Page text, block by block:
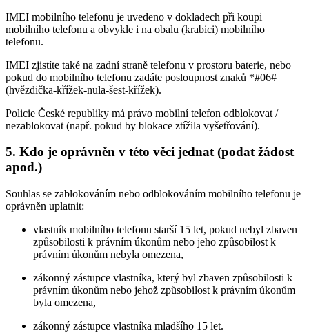
IMEI mobilního telefonu je uvedeno v dokladech při koupi
mobilního telefonu a obvykle i na obalu (krabici) mobilního
telefonu.
IMEI zjistíte také na zadní straně telefonu v prostoru baterie, nebo
pokud do mobilního telefonu zadáte posloupnost znaků *#06#
(hvězdička-křížek-nula-šest-křížek).
Policie České republiky má právo mobilní telefon odblokovat /
nezablokovat (např. pokud by blokace ztížila vyšetřování).
5. Kdo je oprávněn v této věci jednat (podat žádost
apod.)
Souhlas se zablokováním nebo odblokováním mobilního telefonu je
oprávněn uplatnit:
vlastník mobilního telefonu starší 15 let, pokud nebyl zbaven
způsobilosti k právním úkonům nebo jeho způsobilost k
právním úkonům nebyla omezena,
zákonný zástupce vlastníka, který byl zbaven způsobilosti k
právním úkonům nebo jehož způsobilost k právním úkonům
byla omezena,
zákonný zástupce vlastníka mladšího 15 let.